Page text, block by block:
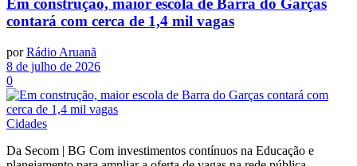
Em construção, maior escola de Barra do Garças
contará com cerca de 1,4 mil vagas
por Rádio Aruanã
8 de julho de 2026
0
Cidades
Da Secom | BG Com investimentos contínuos na Educação e